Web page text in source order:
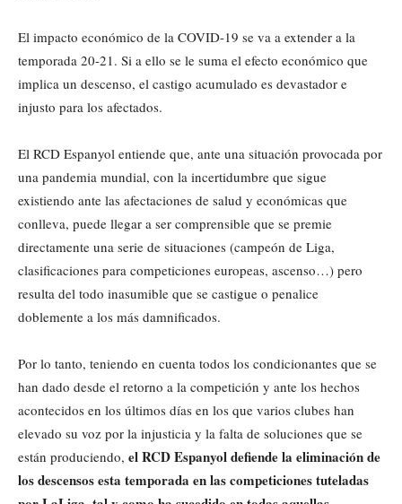
El impacto económico de la COVID-19 se va a extender a la
temporada 20-21. Si a ello se le suma el efecto económico que
implica un descenso, el castigo acumulado es devastador e
injusto para los afectados.
El RCD Espanyol entiende que, ante una situación provocada por
una pandemia mundial, con la incertidumbre que sigue
existiendo ante las afectaciones de salud y económicas que
conlleva, puede llegar a ser comprensible que se premie
directamente una serie de situaciones (campeón de Liga,
clasificaciones para competiciones europeas, ascenso…) pero
resulta del todo inasumible que se castigue o penalice
doblemente a los más damnificados.
Por lo tanto, teniendo en cuenta todos los condicionantes que se
han dado desde el retorno a la competición y ante los hechos
acontecidos en los últimos días en los que varios clubes han
elevado su voz por la injusticia y la falta de soluciones que se
están produciendo, el RCD Espanyol defiende la eliminación de
los descensos esta temporada en las competiciones tuteladas